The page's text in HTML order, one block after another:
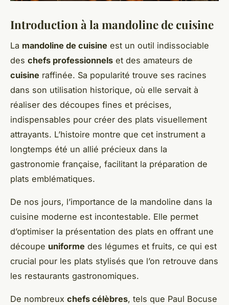
Introduction à la mandoline de cuisine
La mandoline de cuisine est un outil indissociable
des chefs professionnels et des amateurs de
cuisine raffinée. Sa popularité trouve ses racines
dans son utilisation historique, où elle servait à
réaliser des découpes fines et précises,
indispensables pour créer des plats visuellement
attrayants. L’histoire montre que cet instrument a
longtemps été un allié précieux dans la
gastronomie française, facilitant la préparation de
plats emblématiques.
De nos jours, l’importance de la mandoline dans la
cuisine moderne est incontestable. Elle permet
d’optimiser la présentation des plats en offrant une
découpe uniforme des légumes et fruits, ce qui est
crucial pour les plats stylisés que l’on retrouve dans
les restaurants gastronomiques.
De nombreux chefs célèbres, tels que Paul Bocuse